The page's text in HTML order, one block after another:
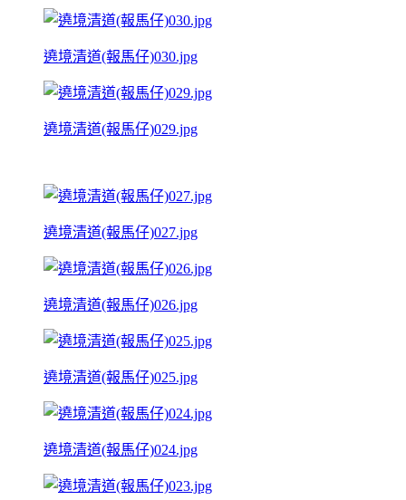
遶境清道(報馬仔)030.jpg
遶境清道(報馬仔)029.jpg
遶境清道(報馬仔)027.jpg
遶境清道(報馬仔)026.jpg
遶境清道(報馬仔)025.jpg
遶境清道(報馬仔)024.jpg